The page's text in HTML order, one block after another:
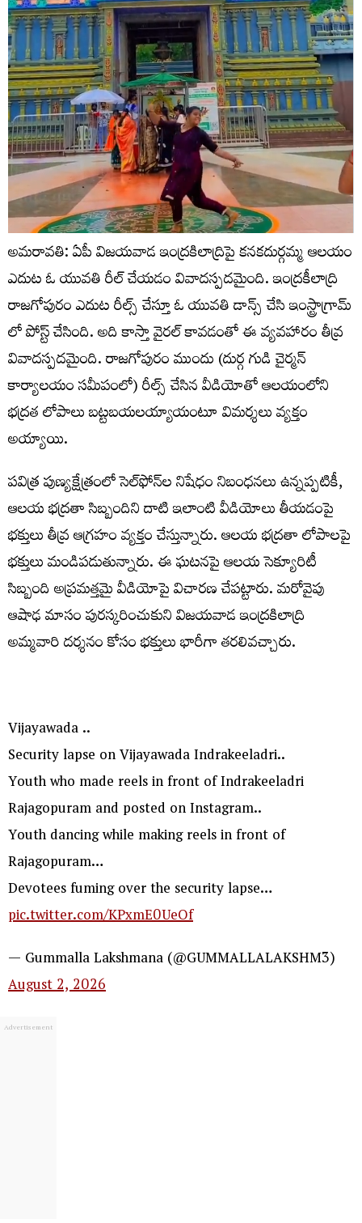
అమరావతి: ఏపీ విజయవాడ ఇంద్రకిలాద్రిపై కనకదుర్గమ్మ ఆలయం
ఎదుట ఓ యువతి రీల్ చేయడం వివాదస్పదమైంది. ఇంద్రకీలాద్రి
రాజగోపురం ఎదుట రీల్స్ చేస్తూ ఓ యువతి డాన్స్ చేసి ఇంస్ట్రాగ్రామ్
లో పోస్ట్ చేసింది. అది కాస్తా వైరల్ కావడంతో ఈ వ్యవహారం తీవ్ర
వివాదస్పదమైంది. రాజగోపురం ముందు (దుర్గ గుడి చైర్మన్
కార్యాలయం సమీపంలో) రీల్స్ చేసిన వీడియోతో ఆలయంలోని
భద్రత లోపాలు బట్టబయలయ్యాయంటూ విమర్శలు వ్యక్తం
అయ్యాయి.
పవిత్ర పుణ్యక్షేత్రంలో సెల్‌ఫోన్‌ల నిషేధం నిబంధనలు ఉన్నప్పటికీ,
ఆలయ భద్రతా సిబ్బందిని దాటి ఇలాంటి వీడియోలు తీయడంపై
భక్తులు తీవ్ర ఆగ్రహం వ్యక్తం చేస్తున్నారు. ఆలయ భద్రతా లోపాలపై
భక్తులు మండిపడుతున్నారు. ఈ ఘటనపై ఆలయ సెక్యూరిటీ
సిబ్బంది అప్రమత్తమై వీడియోపై విచారణ చేపట్టారు. మరోవైపు
ఆషాఢ మాసం పురస్కరించుకుని విజయవాడ ఇంద్రకిలాద్రి
అమ్మవారి దర్శనం కోసం భక్తులు భారీగా తరలివచ్చారు.
Vijayawada ..
Security lapse on Vijayawada Indrakeeladri..
Youth who made reels in front of Indrakeeladri
Rajagopuram and posted on Instagram..
Youth dancing while making reels in front of
Rajagopuram…
Devotees fuming over the security lapse…
pic.twitter.com/KPxmE0UeOf
— Gummalla Lakshmana (@GUMMALLALAKSHM3)
August 2, 2026